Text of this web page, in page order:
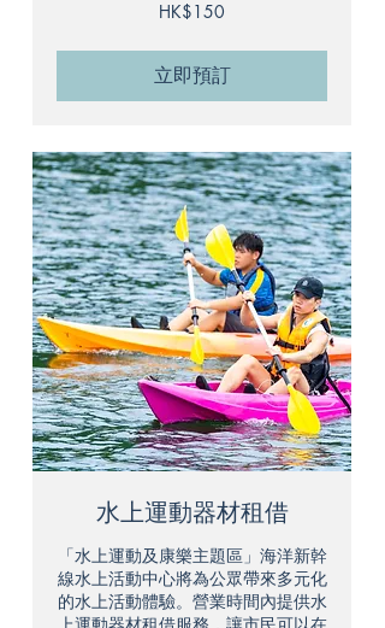
HK$150
立即預訂
水上運動器材租借
「水上運動及康樂主題區」海洋新幹
線水上活動中心將為公眾帶來多元化
的水上活動體驗。營業時間內提供水